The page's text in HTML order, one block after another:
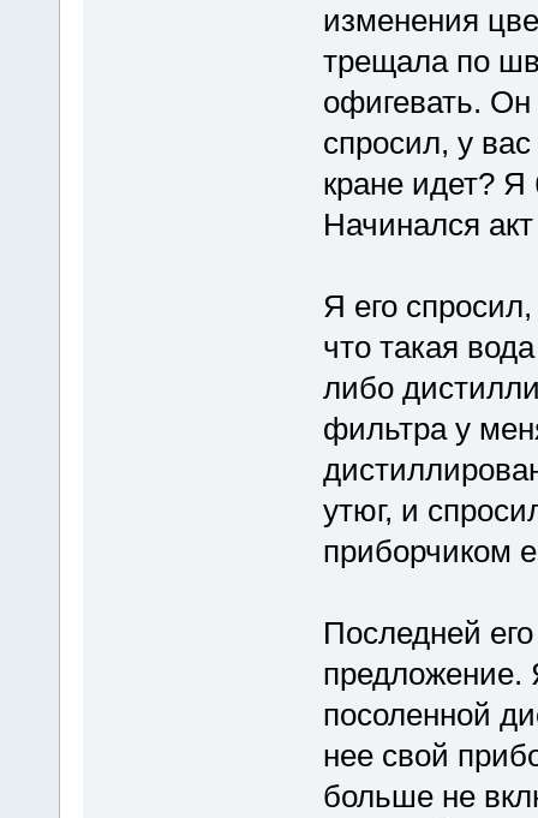
изменения
трещала по
офигевать. Он
спросил, у
кране идет? Я
Начинался
Я его
что такая
либо
фильтра у
утюг, и
приборчиком
Последней
предложение.
посоленной
нее свой
больше не